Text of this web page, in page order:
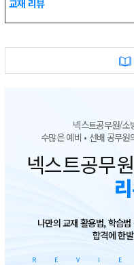
교재 리뷰
넥스트공무원/소
수많은 예비 • 선배 공무
넥스트공무
나만의 교재 활용법, 학습
합격에 한